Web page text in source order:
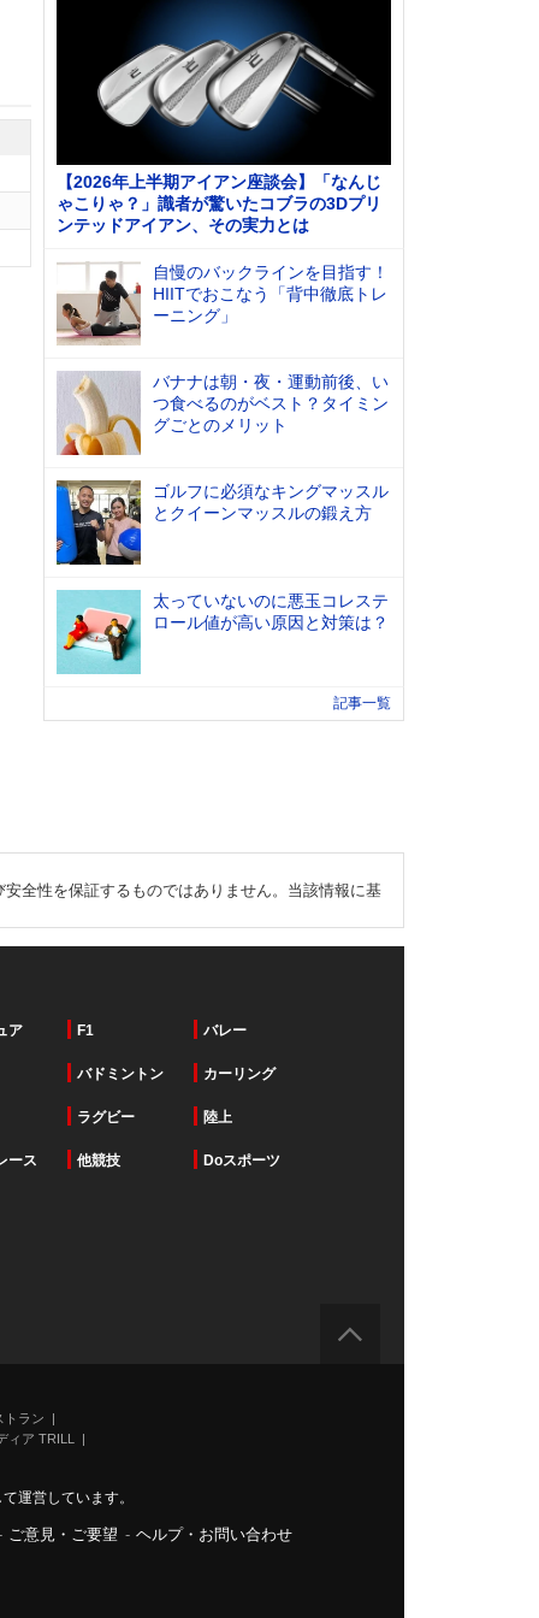
【2026年上半期アイアン座談会】「なんじ
ゃこりゃ？」識者が驚いたコブラの3Dプリ
ンテッドアイアン、その実力とは
自慢のバックラインを目指す！
HIITでおこなう「背中徹底トレ
ーニング」
バナナは朝・夜・運動前後、い
つ食べるのがベスト？タイミン
グごとのメリット
ゴルフに必須なキングマッスル
とクイーンマッスルの鍛え方
太っていないのに悪玉コレステ
ロール値が高い原因と対策は？
記事一覧
全性を保証するものではありません。当該情報に基
ア F1 バレー
バドミントン カーリング
ラグビー 陸上
ース 他競技 Doスポーツ
ラン
ィア TRILL
運営しています。
ご意見・ご要望 - ヘルプ・お問い合わせ